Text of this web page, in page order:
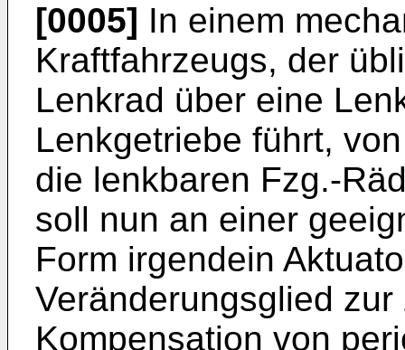
[0005] In einem
Kraftfahrzeugs, der
Lenkrad über eine
Lenkgetriebe führt,
die lenkbaren Fzg.-
soll nun an einer
Form irgendein
Veränderungsglied
Kompensation von